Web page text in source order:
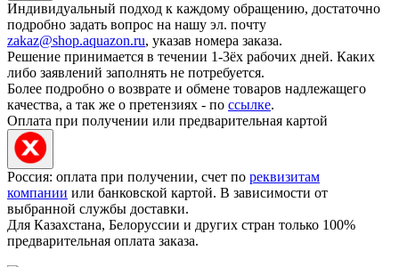
Индивидуальный подход к каждому обращению, достаточно
подробно задать вопрос на нашу эл. почту
zakaz@shop.aquazon.ru, указав номера заказа.
Решение принимается в течении 1-3ёх рабочих дней. Каких
либо заявлений заполнять не потребуется.
Более подробно о возврате и обмене товаров надлежащего
качества, а так же о претензиях - по ссылке.
Оплата при получении или предварительная картой
Россия: оплата при получении, счет по реквизитам
компании или банковской картой. В зависимости от
выбранной службы доставки.
Для Казахстана, Белоруссии и других стран только 100%
предварительная оплата заказа.